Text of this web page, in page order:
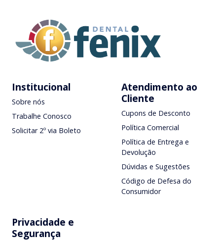
Institucional
Sobre nós
Trabalhe Conosco
Solicitar 2º via Boleto
Atendimento ao
Cliente
Cupons de Desconto
Política Comercial
Política de Entrega e
Devolução
Dúvidas e Sugestões
Código de Defesa do
Consumidor
Privacidade e
Segurança